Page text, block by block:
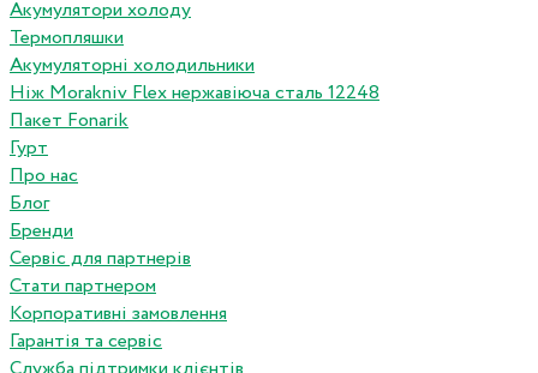
Акумулятори холоду
Термопляшки
Акумуляторні холодильники
Ніж Morakniv Flex нержавіюча сталь 12248
Пакет Fonarik
Гурт
Про нас
Блог
Бренди
Сервіс для партнерів
Стати партнером
Корпоративні замовлення
Гарантія та сервіс